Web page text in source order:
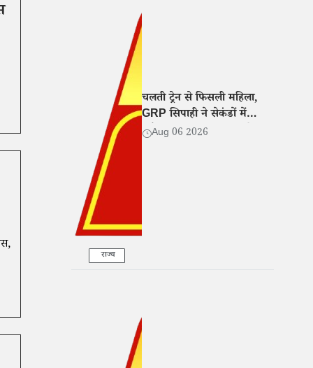
राज्य
चलती ट्रेन से फिसली महिला,
GRP सिपाही ने सेकंडों में
खींचकर बचाई जान, वीडियो
Aug 06 2026